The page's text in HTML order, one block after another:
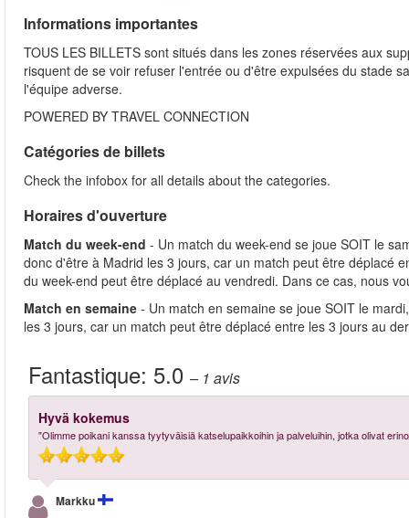
Informations importantes
TOUS LES BILLETS sont situés dans les zones réservées aux
risquent de se voir refuser l'entrée ou d'être expulsées du stade
l'équipe adverse.
POWERED BY TRAVEL CONNECTION
Catégories de billets
Check the infobox for all details about the categories.
Horaires d'ouverture
Match du week-end - Un match du week-end se joue SOIT le
donc d'être à Madrid les 3 jours, car un match peut être déplacé
du week-end peut être déplacé au vendredi. Dans ce cas, nous
Match en semaine - Un match en semaine se joue SOIT le
les 3 jours, car un match peut être déplacé entre les 3 jours au
Fantastique: 5.0 – 1 avis
Hyvä kokemus
"Olimme poikani kanssa tyytyväisiä katselupaikkoihin ja palveluihin, jotka olivat
Markku